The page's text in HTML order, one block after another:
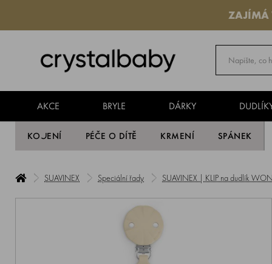
ZAJÍMÁ
AKCE BRYLE DÁRKY
KOJENÍ PÉČE O DÍTĚ KRMENÍ SPÁNEK
SUAVINEX Speciální řady SUAVINEX | KLIP na dudlík